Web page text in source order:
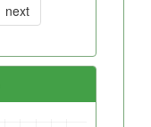
next